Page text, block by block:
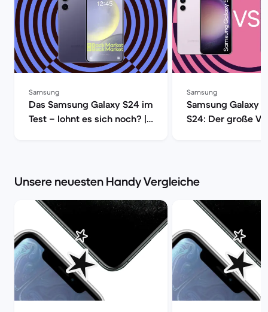
Samsung
Das Samsung Galaxy S24 im
Test – lohnt es sich noch? |
Samsung
Samsung Galaxy
S24: Der große
Unsere neuesten Handy Vergleiche